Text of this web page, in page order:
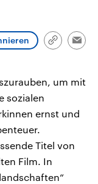
Link
um mit
sozialen
ernst und
Titel von
Film. In